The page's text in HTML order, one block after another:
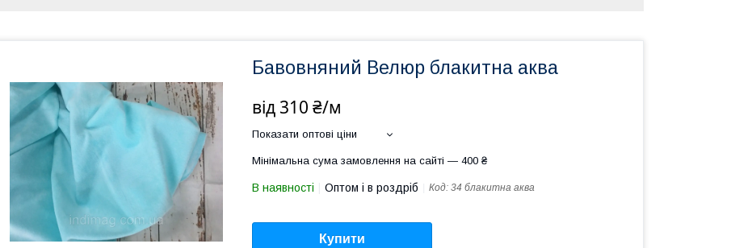
Бавовняний Велюр блакитна аква
від 310 ₴/м
Показати оптові ціни
Мінімальна сума замовлення на сайті — 400 ₴
В наявності Оптом і в роздріб Код: 34 блакитна аква
Купити